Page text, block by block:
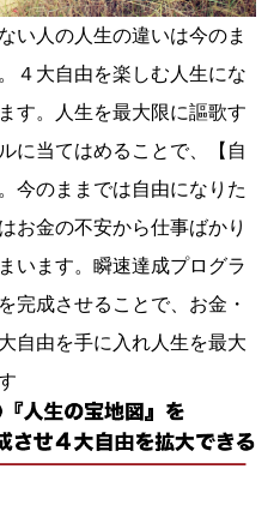
い人の人生の違いは今のま
４大自由を楽しむ人生にな
す。人生を最大限に謳歌す
に当てはめることで、【自
今のままでは自由になりた
お金の不安から仕事ばかり
います。瞬速達成プログラ
完成させることで、お金・
自由を手に入れ人生を最大